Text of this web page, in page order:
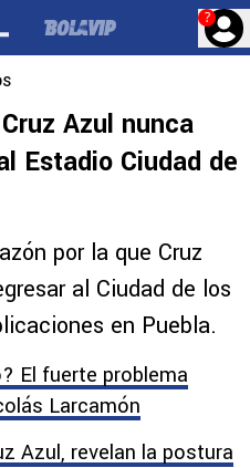
?
Azul nunca
Estadio Ciudad de
por la que Cruz
al Ciudad de los
en Puebla.
El fuerte problema
Larcamón
Azul, revelan la postura